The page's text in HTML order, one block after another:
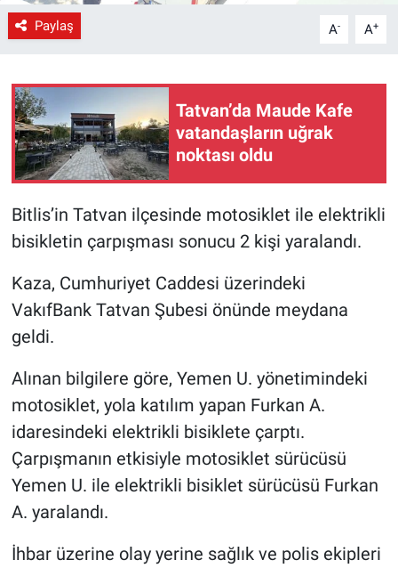
Paylaş A- A+
Tatvan’da Maude Kafe
vatandaşların uğrak
noktası oldu
Bitlis’in Tatvan ilçesinde motosiklet ile elektrikli
bisikletin çarpışması sonucu 2 kişi yaralandı.
Kaza, Cumhuriyet Caddesi üzerindeki
VakıfBank Tatvan Şubesi önünde meydana
geldi.
Alınan bilgilere göre, Yemen U. yönetimindeki
motosiklet, yola katılım yapan Furkan A.
idaresindeki elektrikli bisiklete çarptı.
Çarpışmanın etkisiyle motosiklet sürücüsü
Yemen U. ile elektrikli bisiklet sürücüsü Furkan
A. yaralandı.
İhbar üzerine olay yerine sağlık ve polis ekipleri
Spor